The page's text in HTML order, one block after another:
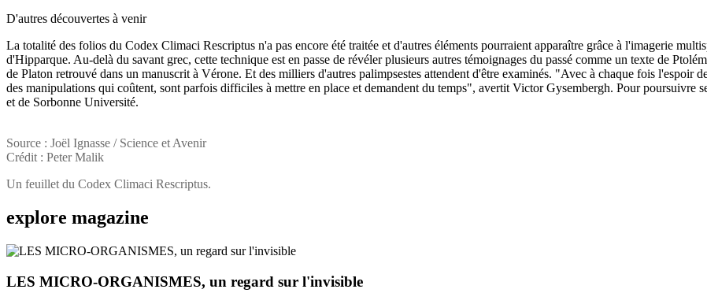
D'autres découvertes à venir
La totalité des folios du Codex Climaci Rescriptus n'a pas encore été traitée et d'autres éléments pourraient apparaître grâce à l'imagerie
d'Hipparque. Au-delà du savant grec, cette technique est en passe de révéler plusieurs autres témoignages du passé comme un texte de
de Platon retrouvé dans un manuscrit à Vérone. Et des milliers d'autres palimpsestes attendent d'être examinés. "Avec à chaque fois
des manipulations qui coûtent, sont parfois difficiles à mettre en place et demandent du temps", avertit Victor Gysembergh. Pour poursuivre
et de Sorbonne Université.
Source : Joël Ignasse / Science et Avenir
Crédit : Peter Malik
Un feuillet du Codex Climaci Rescriptus.
explore magazine
LES MICRO-ORGANISMES, un regard sur l'invisible